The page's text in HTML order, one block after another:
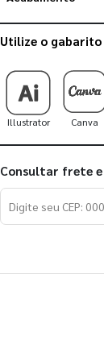
Utilize o gabarito
Illustrator Canva
Consultar frete